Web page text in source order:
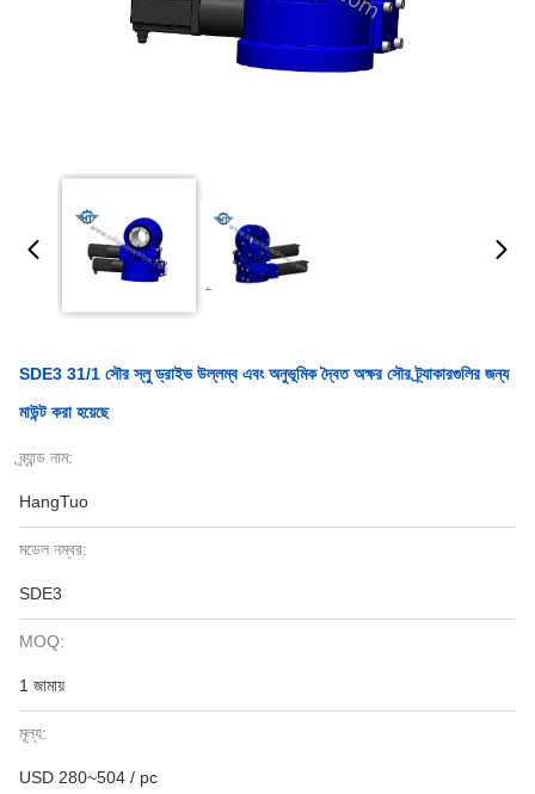
SDE3 31/1 সৌর স্লু ড্রাইভ উল্লম্ব এবং অনুভূমিক দ্বৈত অক্ষর সৌর ট্র্যাকারগুলির জন্য
মাউন্ট করা হয়েছে
ব্র্যান্ড নাম:
HangTuo
মডেল নম্বর:
SDE3
MOQ:
1 জামায়
মূল্য:
USD 280~504 / pc